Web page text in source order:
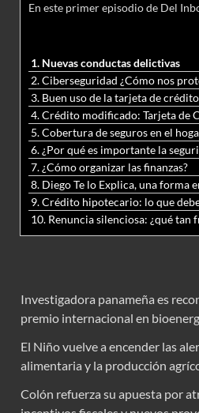
audio
1. Nuevas conductas delictivas
2. Ciberseguridad ¿Cómo nos
3. Buen uso de la tarjeta de crédito
4. Crédito modificado: Tarjeta de
5. Cobertura de seguros en el
6. ¿Por qué es importante la
7. ¿Cómo organizar las finanzas?
10. Renuncia silenciosa: ¿qué tan
Investigadora panameña es
premio internacional en
El Niño vuelve a encender las
alimentaria y la producción
Colón refuerza su apuesta por